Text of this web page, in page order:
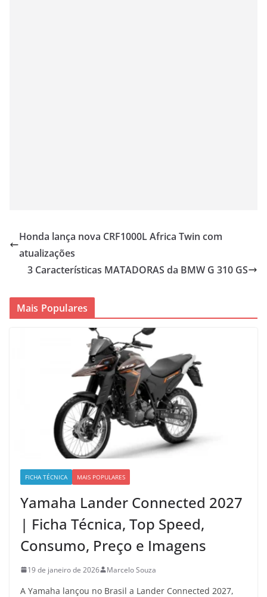
Honda lança nova CRF1000L Africa Twin com
atualizações
3 Características MATADORAS da BMW G 310 GS
Mais Populares
FICHA TÉCNICA MAIS POPULARES
Yamaha Lander Connected 2027
| Ficha Técnica, Top Speed,
Consumo, Preço e Imagens
19 de janeiro de 2026 Marcelo Souza
A Yamaha lançou no Brasil a Lander Connected 2027,